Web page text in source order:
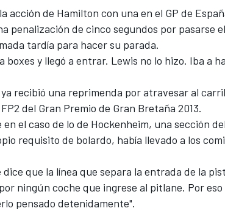
acción de Hamilton con una en el GP de
penalización de cinco segundos por pasarse
tardía para hacer su parada.
boxes y llegó a entrar. Lewis no lo hizo. Iba a
recibió una reprimenda por atravesar al
del Gran Premio de Gran Bretaña 2013.
el caso de lo de Hockenheim, una sección
requisito de bolardo, había llevado a los
que la línea que separa la entrada de la
ningún coche que ingrese al pitlane. Por
pensado detenidamente".